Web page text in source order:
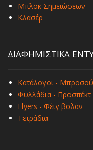
Μπλοκ Σημειώσεων –
Κλασέρ
ΔΙΑΦΗΜΙΣΤΙΚΑ
Κατάλογοι -
Φυλλάδια - Προσπέκτ
Flyers - Φέιγ βολάν
Τετράδια